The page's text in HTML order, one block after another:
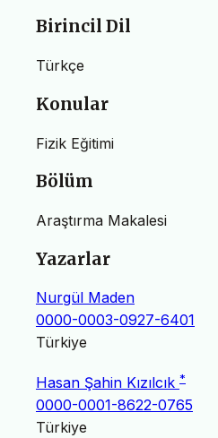
Birincil Dil
Türkçe
Konular
Fizik Eğitimi
Bölüm
Araştırma Makalesi
Yazarlar
Nurgül Maden
0000-0003-0927-6401
Türkiye
Hasan Şahin Kızılcık *
0000-0001-8622-0765
Türkiye